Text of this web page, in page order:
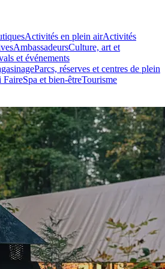
Activités en plein airActivités
AmbassadeursCulture, art et
et événements
Parcs, réserves et centres de plein
FaireSpa et bien-êtreTourisme